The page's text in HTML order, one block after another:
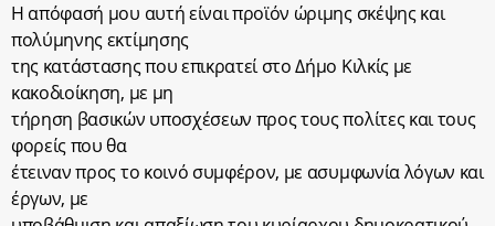
Η απόφασή μου αυτή είναι προϊόν ώριμης σκέψης και
πολύμηνης εκτίμησης
της κατάστασης που επικρατεί στο Δήμο Κιλκίς με
κακοδιοίκηση, με μη
τήρηση βασικών υποσχέσεων προς τους πολίτες και τους
φορείς που θα
έτειναν προς το κοινό συμφέρον, με ασυμφωνία λόγων και
έργων, με